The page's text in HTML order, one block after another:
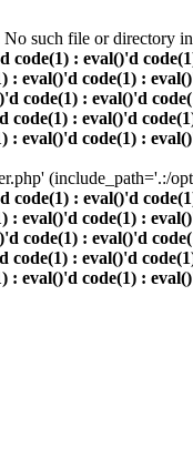
No such file or directory in
code(1) : eval()'d
eval()'d code(1) :
code(1) : eval()'d
: eval()'d
: eval()'d code(1) :
(include_path='.:/
code(1) : eval()'d
eval()'d code(1) :
code(1) : eval()'d
: eval()'d
: eval()'d code(1) :